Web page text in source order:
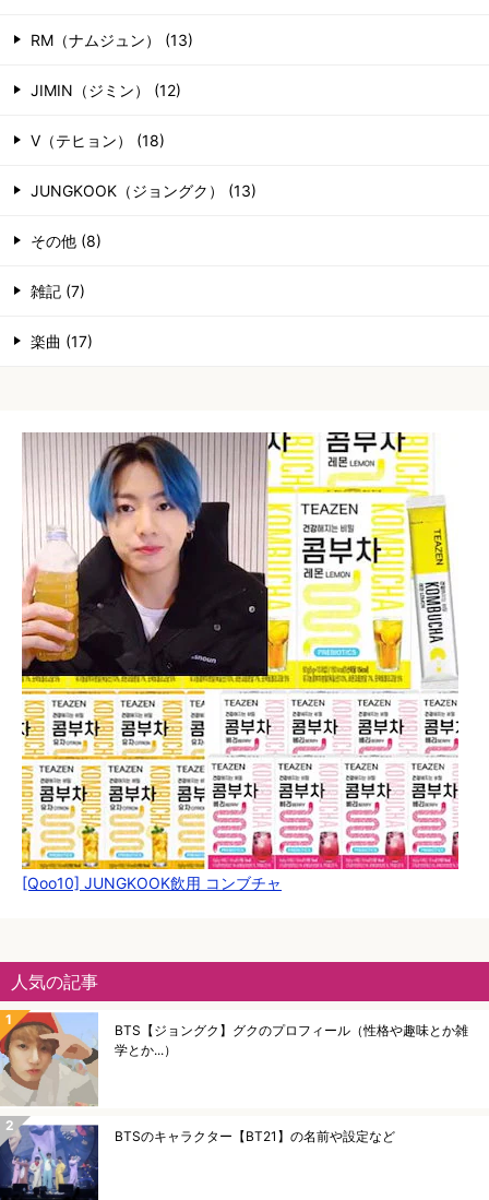
RM（ナムジュン） (13)
JIMIN（ジミン） (12)
V（テヒョン） (18)
JUNGKOOK（ジョングク） (13)
その他 (8)
雑記 (7)
楽曲 (17)
[Qoo10] JUNGKOOK飲用 コンブチャ
人気の記事
BTS【ジョングク】グクのプロフィール（性格や趣味とか雑
学とか...）
BTSのキャラクター【BT21】の名前や設定など